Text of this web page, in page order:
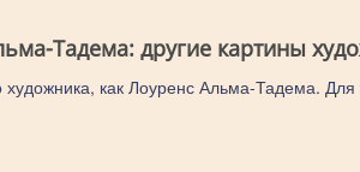
Тадема: другие картины
как Лоуренс Альма-Тадема.